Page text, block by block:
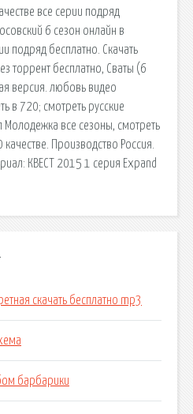
все серии подряд
6 сезон онлайн в
подряд бесплатно. Скачать
торрент бесплатно, Сваты (6
версия. любовь видео
в 720; смотреть русские
все сезоны, смотреть
Производство Россия.
КВЕСТ 2015 1 серия Expand
скачать бесплатно mp3
барбарики